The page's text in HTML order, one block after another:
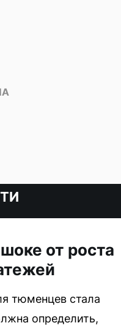
от роста
тюменцев стала
определить,